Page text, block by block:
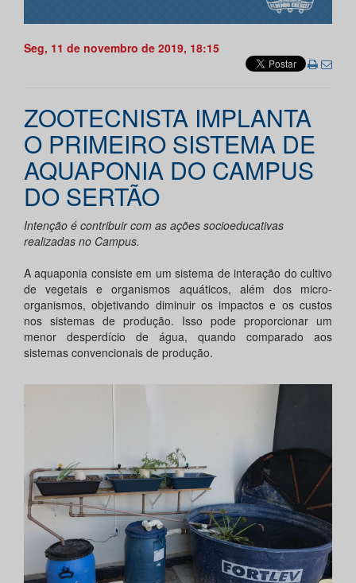
Seg, 11 de novembro de 2019, 18:15
ZOOTECNISTA IMPLANTA
O PRIMEIRO SISTEMA DE
AQUAPONIA DO CAMPUS
DO SERTÃO
Intenção é contribuir com as ações socioeducativas
realizadas no Campus.
A aquaponia consiste em um sistema de interação do cultivo
de vegetais e organismos aquáticos, além dos micro-
organismos, objetivando diminuir os impactos e os custos
nos sistemas de produção. Isso pode proporcionar um
menor desperdício de água, quando comparado aos
sistemas convencionais de produção.